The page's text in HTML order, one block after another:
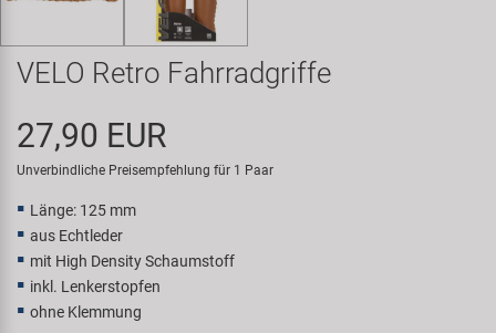
Smart
SRAM/RockShox
Trail-Gator
Velo
VELO Retro Fahrradgriffe
27,90 EUR
Unverbindliche Preisempfehlung für 1 Paar
Länge: 125 mm
aus Echtleder
mit High Density Schaumstoff
inkl. Lenkerstopfen
ohne Klemmung